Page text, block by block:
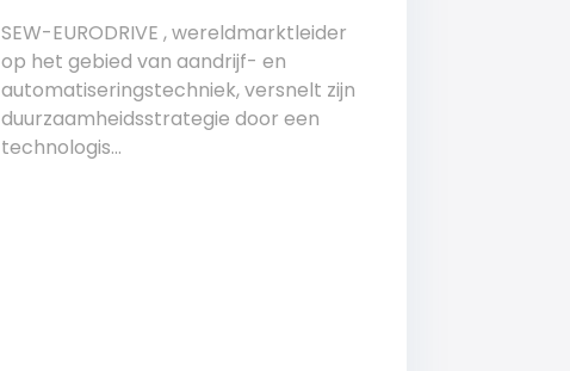
SEW-EURODRIVE , wereldmarktleider
op het gebied van aandrijf- en
automatiseringstechniek, versnelt zijn
duurzaamheidsstrategie door een
technologis...